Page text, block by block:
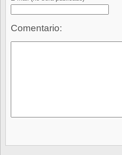
Comentario: